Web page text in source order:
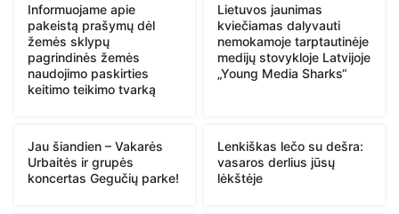
Informuojame apie
pakeistą prašymų dėl
žemės sklypų
pagrindinės žemės
naudojimo paskirties
keitimo teikimo tvarką
Lietuvos jaunimas
kviečiamas dalyvauti
nemokamoje tarptautinėje
medijų stovykloje Latvijoje
„Young Media Sharks“
Jau šiandien – Vakarės
Urbaitės ir grupės
koncertas Gegučių parke!
Lenkiškas lečo su dešra:
vasaros derlius jūsų
lėkštėje